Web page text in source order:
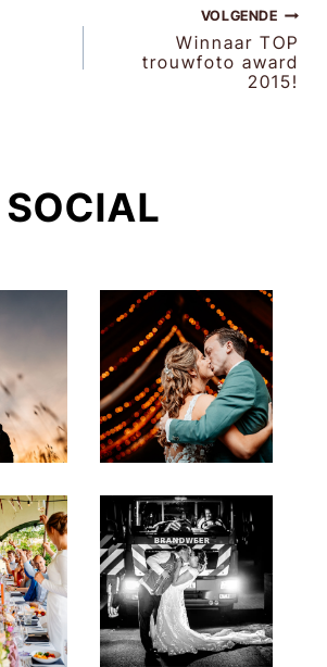
VOLGENDE
Winnaar TOP
trouwfoto award
2015!
SOCIAL